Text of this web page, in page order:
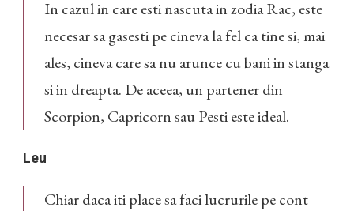
In cazul in care esti nascuta in zodia Rac, este
necesar sa gasesti pe cineva la fel ca tine si, mai
ales, cineva care sa nu arunce cu bani in stanga
si in dreapta. De aceea, un partener din
Scorpion, Capricorn sau Pesti este ideal.
Leu
Chiar daca iti place sa faci lucrurile pe cont